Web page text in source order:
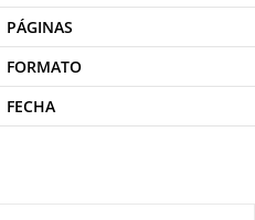
PÁGINAS
FORMATO
FECHA